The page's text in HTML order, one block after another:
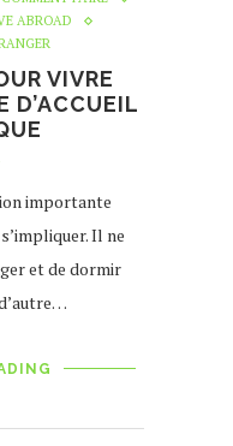
ABROAD
VIVRE
D’ACCUEIL
importante
Il ne
et de dormir